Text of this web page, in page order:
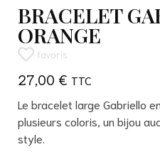
BRACELET
ORANGE
favoris
27,00 €
Le bracelet large Gabriello
plusieurs coloris, un bijou
style.